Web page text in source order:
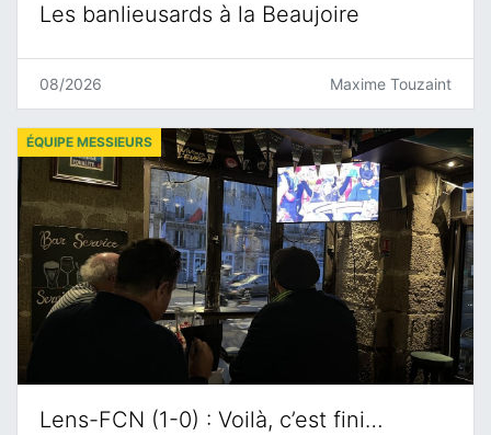
Les banlieusards à la Beaujoire
08/2026 Maxime Touzaint
Lens-FCN (1-0) : Voilà, c’est fini…
ÉQUIPE MESSIEURS